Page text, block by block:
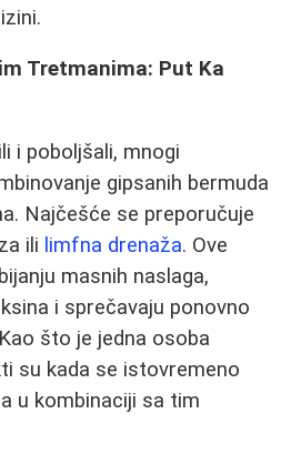
Tretmanima: Put Ka
i poboljšali, mnogi
gipsanih bermuda
Najčešće se preporučuje
ili limfna drenaža. Ove
masnih naslaga,
i sprečavaju ponovno
što je jedna osoba
su kada se istovremeno
u kombinaciji sa tim